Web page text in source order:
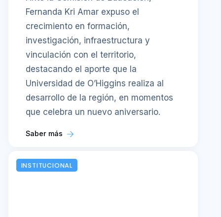
Fernanda Kri Amar expuso el
crecimiento en formación,
investigación, infraestructura y
vinculación con el territorio,
destacando el aporte que la
Universidad de O’Higgins realiza al
desarrollo de la región, en momentos
que celebra un nuevo aniversario.
Saber más
INSTITUCIONAL